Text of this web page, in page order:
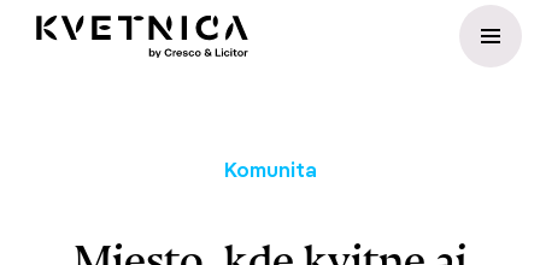
Preskočiť na obsah
Komunita
Miesto, kde kvitne aj